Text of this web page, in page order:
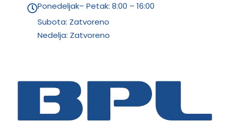
Ponedeljak– Petak: 8:00 – 16:00
Subota: Zatvoreno
Nedelja: Zatvoreno